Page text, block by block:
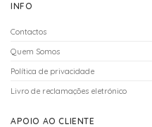
INFO
Contactos
Quem Somos
Política de privacidade
Livro de reclamações eletrónico
APOIO AO CLIENTE